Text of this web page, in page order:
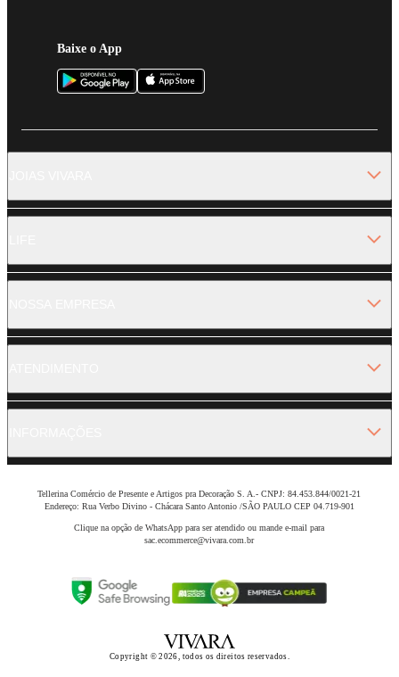
Baixe o App
Tellerina Comércio de Presente e Artigos pra Decoração S. A.- CNPJ: 84.453.844/0021-21
Endereço: Rua Verbo Divino - Chácara Santo Antonio /SÃO PAULO CEP 04.719-901
Clique na opção de WhatsApp para ser atendido ou mande e-mail para
sac.ecommerce@vivara.com.br
Copyright © 2026, todos os direitos reservados.